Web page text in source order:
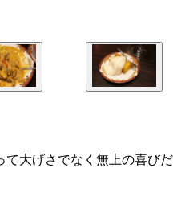
て大げさでなく無上の喜びだ